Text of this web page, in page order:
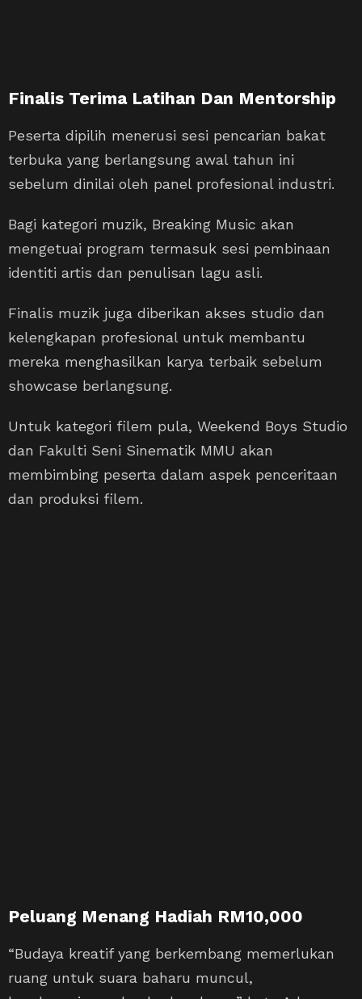
Finalis Terima Latihan Dan Mentorship
Peserta dipilih menerusi sesi pencarian bakat
terbuka yang berlangsung awal tahun ini
sebelum dinilai oleh panel profesional industri.
Bagi kategori muzik, Breaking Music akan
mengetuai program termasuk sesi pembinaan
identiti artis dan penulisan lagu asli.
Finalis muzik juga diberikan akses studio dan
kelengkapan profesional untuk membantu
mereka menghasilkan karya terbaik sebelum
showcase berlangsung.
Untuk kategori filem pula, Weekend Boys Studio
dan Fakulti Seni Sinematik MMU akan
membimbing peserta dalam aspek penceritaan
dan produksi filem.
Peluang Menang Hadiah RM10,000
“Budaya kreatif yang berkembang memerlukan
ruang untuk suara baharu muncul,